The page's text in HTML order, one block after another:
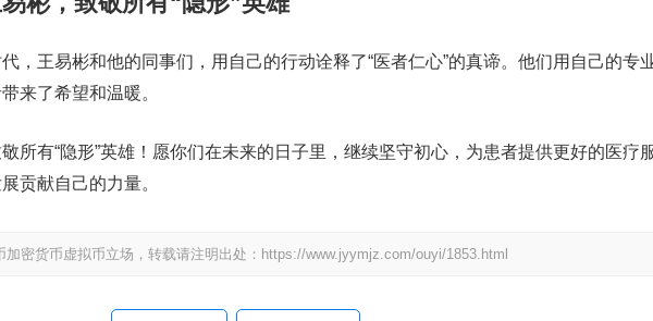
，王易彬和他的同事们，用自己的行动诠释了“医者仁心”的真谛。他们用自己的专
来了希望和温暖。
所有“隐形”英雄！愿你们在未来的日子里，继续坚守初心，为患者提供更好的医疗
贡献自己的力量。
密货币虚拟币立场，转载请注明出处： https://www.jyymjz.com/ouyi/1853.html